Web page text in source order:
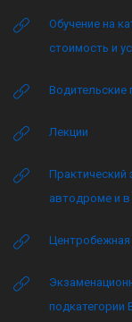
Обучение на
стоимость и
Водительские
Лекции
Практический
автодроме и
Центробежная
подкатегории